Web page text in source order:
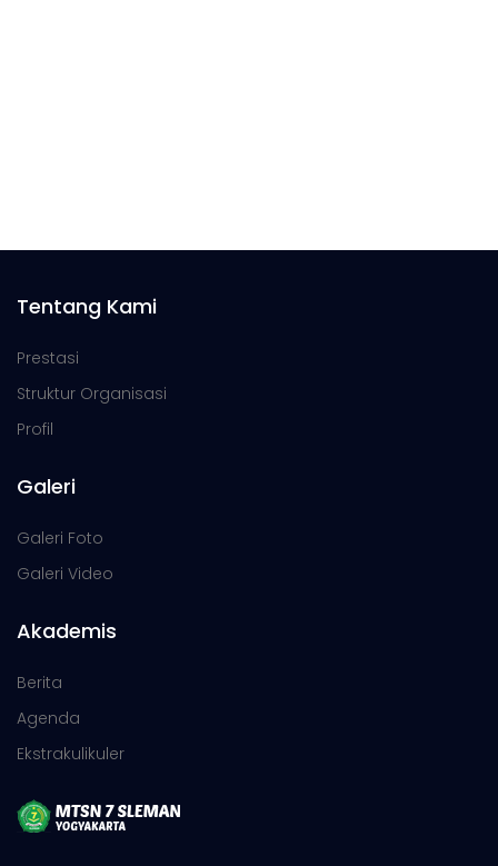
Tentang Kami
Prestasi
Struktur Organisasi
Profil
Galeri
Galeri Foto
Galeri Video
Akademis
Berita
Agenda
Ekstrakulikuler